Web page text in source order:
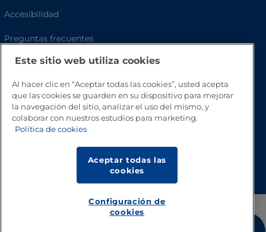
Accesibilidad
Preguntas frecuentes
Este sitio web utiliza cookies
Al hacer clic en “Aceptar todas las cookies”, usted acepta
que las cookies se guarden en su dispositivo para mejorar
la navegación del sitio, analizar el uso del mismo, y
colaborar con nuestros estudios para marketing.
Política de cookies
Aceptar todas las
cookies
Configuración de
cookies